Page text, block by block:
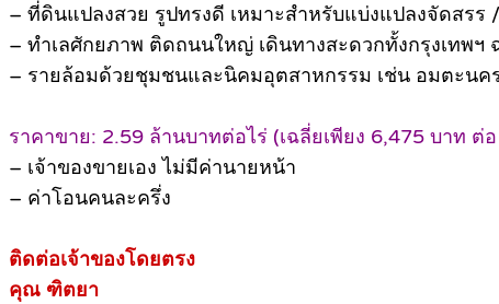
– ที่ดินแปลงสวย รูปทรงดี เหมาะสำหรับแบ่งแปลงจัดสรร
– ทำเลศักยภาพ ติดถนนใหญ่ เดินทางสะดวกทั้งกรุงเทพฯ
– รายล้อมด้วยชุมชนและนิคมอุตสาหกรรม เช่น อมตะนค
ราคาขาย: 2.59 ล้านบาทต่อไร่ (เฉลี่ยเพียง 6,475 บาท ต่
– เจ้าของขายเอง ไม่มีค่านายหน้า
– ค่าโอนคนละครึ่ง
ติดต่อเจ้าของโดยตรง
คุณ ฑิตยา